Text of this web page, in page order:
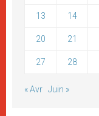
13 14
20 21
27 28
« Avr Juin »